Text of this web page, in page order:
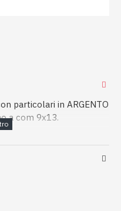
particolari in ARGENTO
a com 9x13.